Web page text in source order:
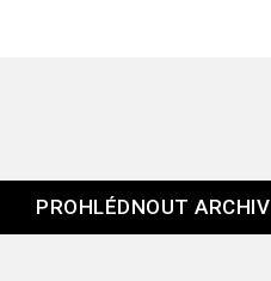
PROHLÉDNOUT ARCHIV